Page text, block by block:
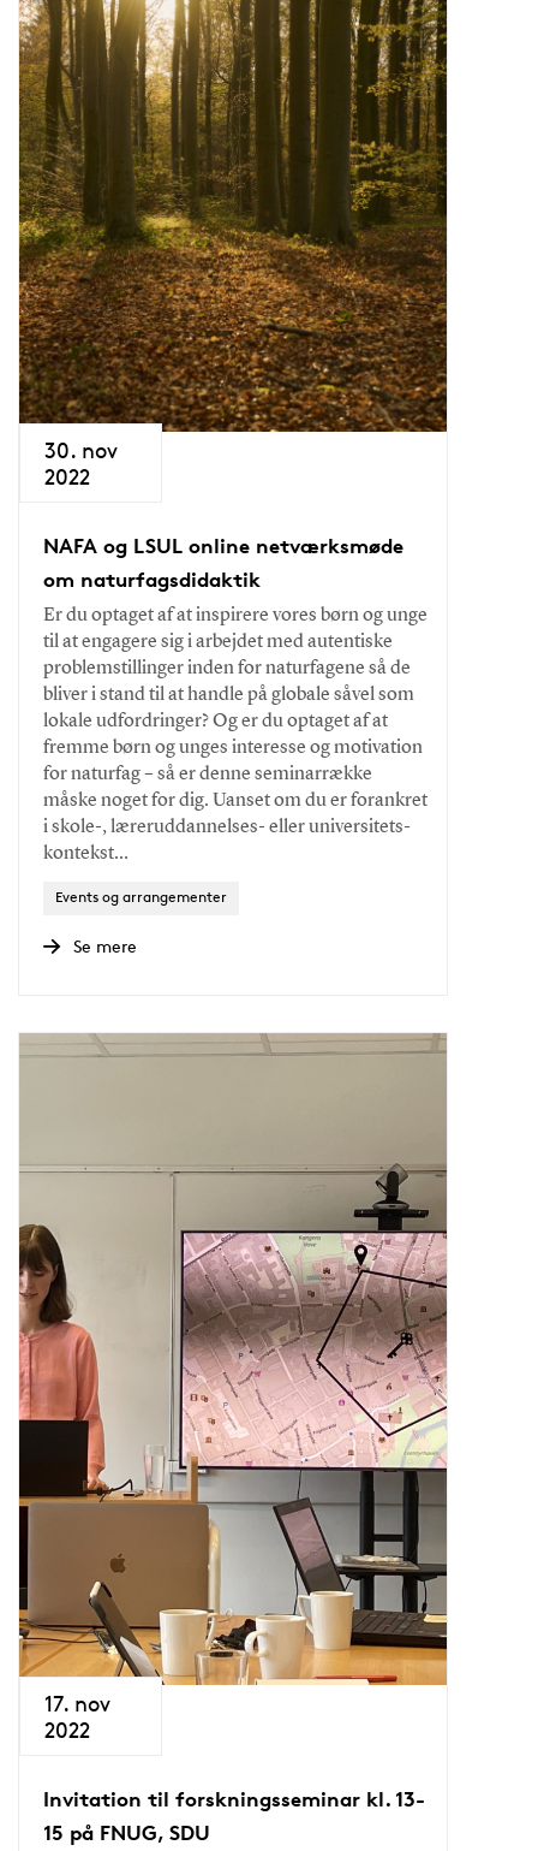
30. nov
2022
NAFA og LSUL online netværksmøde
om naturfagsdidaktik
Er du optaget af at inspirere vores børn og unge
til at engagere sig i arbejdet med autentiske
problemstillinger inden for naturfagene så de
bliver i stand til at handle på globale såvel som
lokale udfordringer? Og er du optaget af at
fremme børn og unges interesse og motivation
for naturfag – så er denne seminarrække
måske noget for dig. Uanset om du er forankret
i skole-, læreruddannelses- eller universitets-
kontekst…
Events og arrangementer
Se mere
17. nov
2022
Invitation til forskningsseminar kl. 13-
15 på FNUG, SDU